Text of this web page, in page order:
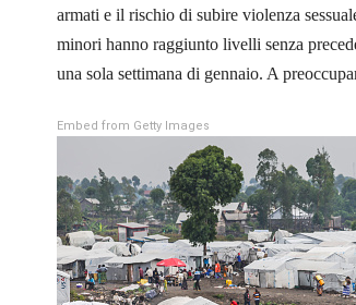
armati e il rischio di subire violenza
minori hanno raggiunto livelli senza
una sola settimana di gennaio. A
Embed from Getty Images